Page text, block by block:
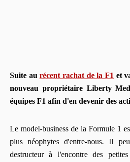
Suite aurécent rachat de la F1 et
nouveau propriétaire Liberty
équipes F1 afin d'en devenir des
Le model-business de la Formule 1
plus néophytes d'entre-nous. Il
destructeur à l'encontre des